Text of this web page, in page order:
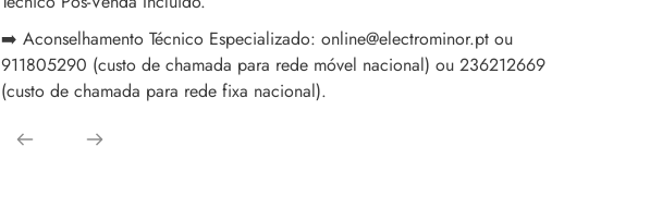
pela Rita.
Continuem com
➡️ Aconselhamento Técnico Especializado: online@electrominor.pt ou
911805290 (custo de chamada para rede móvel nacional) ou 236212669
(custo de chamada para rede fixa nacional).